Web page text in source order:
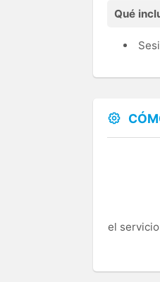
Qué
el